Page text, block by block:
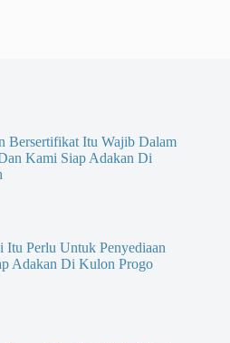
Bersertifikat Itu Wajib Dalam
Kami Siap Adakan Di
Itu Perlu Untuk Penyediaan
Adakan Di Kulon Progo